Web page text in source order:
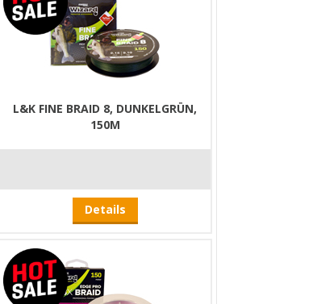
L&K FINE BRAID 8, DUNKELGRÜN,
150M
Details